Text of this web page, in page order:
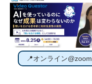
📍オンライン@zoom